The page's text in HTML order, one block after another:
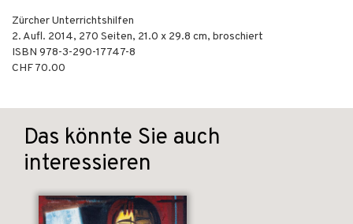
Zürcher Unterrichtshilfen
2. Aufl. 2014, 270 Seiten, 21.0 x 29.8 cm, broschiert
ISBN 978-3-290-17747-8
CHF 70.00
Das könnte Sie auch
interessieren